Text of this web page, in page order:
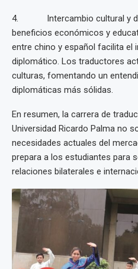
4. Intercambio cultural y
beneficios económicos y
entre chino y español facilita el
diplomático. Los traductores
culturas, fomentando un
diplomáticas más sólidas.
En resumen, la carrera de
Universidad Ricardo Palma no
necesidades actuales del
prepara a los estudiantes para
relaciones bilaterales e